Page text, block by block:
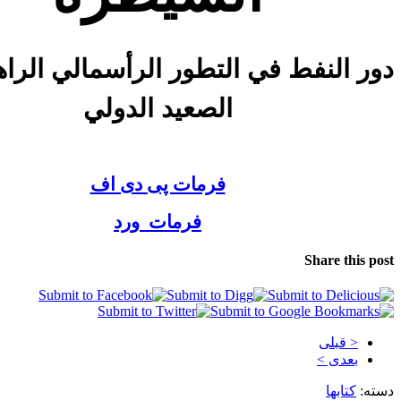
دور النفط في التطور الرأسمالي
الصعيد الدولي
فرمات پی دی اف
فرمات ورد
Share this post
< قبلی
بعدی >
دسته: کتابها